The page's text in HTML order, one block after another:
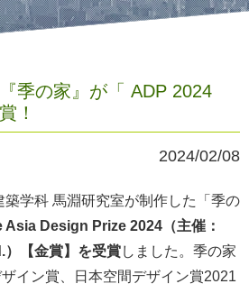
季の家』が「 ADP 2024
！
2024/02/08
築学科 馬淵研究室が制作した「季の
Asia Design Prize 2024（主催：
）【金賞】を受賞しました。季の家
イン賞、日本空間デザイン賞2021